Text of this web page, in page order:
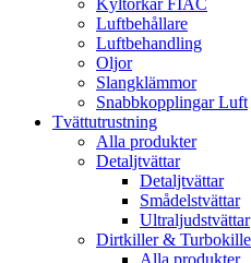
Kyltorkar FIAC
Luftbehållare
Luftbehandling
Oljor
Slangklämmor
Snabbkopplingar Luft
Tvättutrustning
Alla produkter
Detaljtvättar
Detaljtvättar
Smådelstvättar
Ultraljudstvättar
Dirtkiller &
Alla produkter